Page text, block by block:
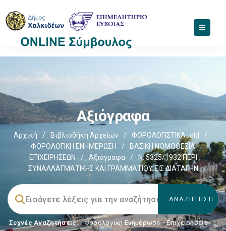
Αξιόγραφα
Αρχική / Βιβλιοθήκη Αρχείων / ΦΟΡΟΛΟΓΙΣΤΙΚΑ_old
/
ΦΟΡΟΛΟΓΙΚΗ ΕΝΗΜΕΡΩΣΗ
/
ΒΑΣΙΚΗ ΝΟΜΟΘΕΣΙΑ
ΕΠΙΧΕΙΡΗΣΕΩΝ
/ Αξιόγραφα /
Ν. 5325/1932 ΠΕΡΙ
ΣΥΝΑΛΛΑΓΜΑΤΙΚΗΣ ΚΑΙ ΓΡΑΜΜΑΤΙΟΥ ΕΙΣ ΔΙΑΤΑΓΗΝ
Συχνές Αναζητήσεις: Φορολογικη Ενημέρωση, Επιχειρήσεις